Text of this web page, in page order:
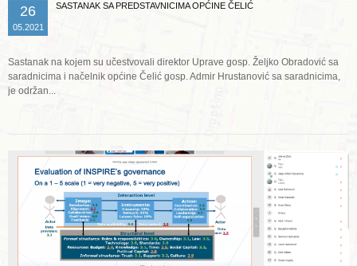
26
05.2021
SASTANAK SA PREDSTAVNICIMA OPĆINE ČELIĆ
Sastanak na kojem su učestvovali direktor Uprave gosp. Željko Obradović sa
saradnicima i načelnik općine Čelić gosp. Admir Hrustanović sa saradnicima,
je održan...